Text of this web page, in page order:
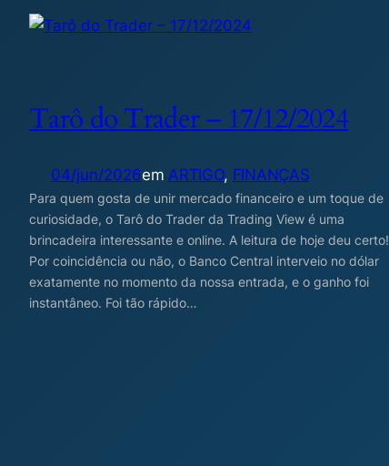
Tarô do Trader – 17/12/2024
04/jun/2026em ARTIGO, FINANÇAS
Para quem gosta de unir mercado financeiro e um toque de
curiosidade, o Tarô do Trader da Trading View é uma
brincadeira interessante e online. A leitura de hoje deu certo!
Por coincidência ou não, o Banco Central interveio no dólar
exatamente no momento da nossa entrada, e o ganho foi
instantâneo. Foi tão rápido…